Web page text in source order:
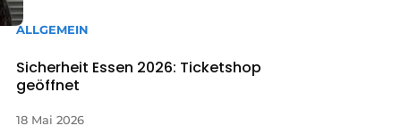
ALLGEMEIN
Sicherheit Essen 2026: Ticketshop
geöffnet
18 Mai 2026